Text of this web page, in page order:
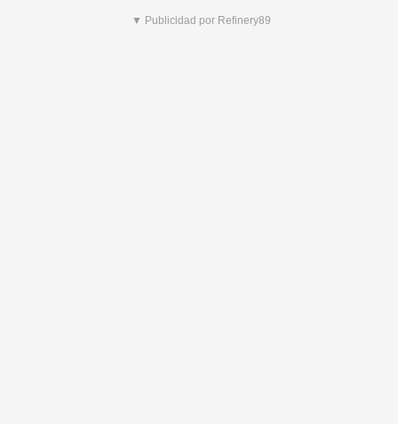
▼ Publicidad por Refinery89